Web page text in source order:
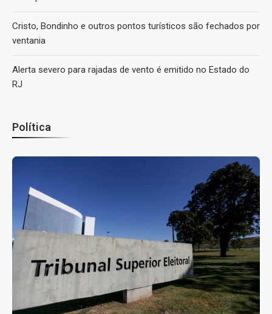
Cristo, Bondinho e outros pontos turísticos são fechados por
ventania
Alerta severo para rajadas de vento é emitido no Estado do
RJ
Política